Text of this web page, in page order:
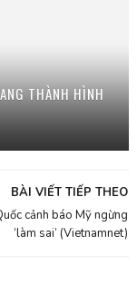
THÀNH HÌNH
BÀI VIẾT TIẾP THEO
cảnh báo Mỹ ngừng
‘làm sai’ (Vietnamnet)